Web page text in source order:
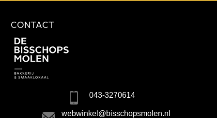
CONTACT
043-3270614
webwinkel@bisschopsmolen.nl